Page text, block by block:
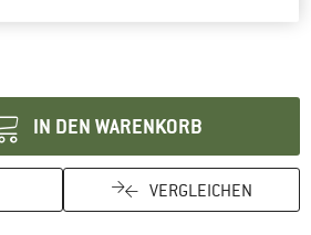
Link öffnet sich in einer Infobox und
IN DEN WARENKORB
VERGLEICHEN